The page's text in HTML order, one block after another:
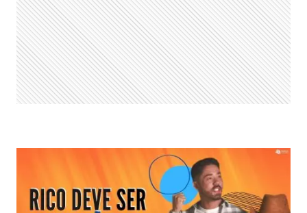
SOLANGE
GOMES
GANHE
OU
NÃO
O
GRANDE